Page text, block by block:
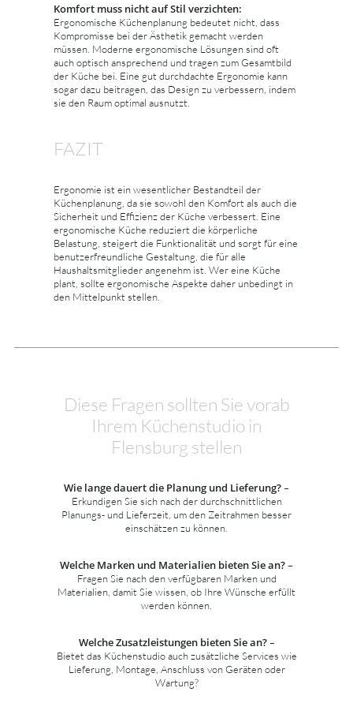
Komfort muss nicht auf Stil verzichten:
Ergonomische Küchenplanung bedeutet nicht, dass
Kompromisse bei der Ästhetik gemacht werden
müssen. Moderne ergonomische Lösungen sind oft
auch optisch ansprechend und tragen zum Gesamtbild
der Küche bei. Eine gut durchdachte Ergonomie kann
sogar dazu beitragen, das Design zu verbessern, indem
sie den Raum optimal ausnutzt.
FAZIT
Ergonomie ist ein wesentlicher Bestandteil der
Küchenplanung, da sie sowohl den Komfort als auch die
Sicherheit und Effizienz der Küche verbessert. Eine
ergonomische Küche reduziert die körperliche
Belastung, steigert die Funktionalität und sorgt für eine
benutzerfreundliche Gestaltung, die für alle
Haushaltsmitglieder angenehm ist. Wer eine Küche
plant, sollte ergonomische Aspekte daher unbedingt in
den Mittelpunkt stellen.
Diese Fragen sollten Sie vorab
Ihrem Küchenstudio in
Flensburg stellen
Wie lange dauert die Planung und Lieferung? –
Erkundigen Sie sich nach der durchschnittlichen
Planungs- und Lieferzeit, um den Zeitrahmen besser
einschätzen zu können.
Welche Marken und Materialien bieten Sie an? –
Fragen Sie nach den verfügbaren Marken und
Materialien, damit Sie wissen, ob Ihre Wünsche erfüllt
werden können.
Welche Zusatzleistungen bieten Sie an?–
Bietet das Küchenstudio auch zusätzliche Services wie
Lieferung, Montage, Anschluss von Geräten oder
Wartung?